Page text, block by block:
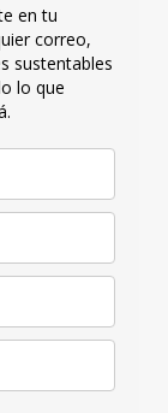
en tu
correo,
sustentables
lo que